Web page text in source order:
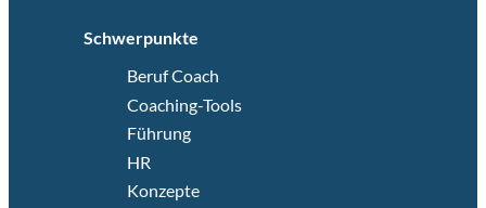
Schwerpunkte
Beruf Coach
Coaching-Tools
Führung
HR
Konzepte